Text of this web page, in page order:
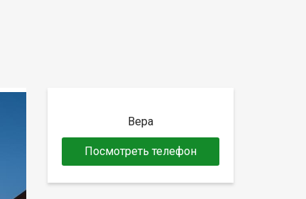
Вера
Посмотреть телефон